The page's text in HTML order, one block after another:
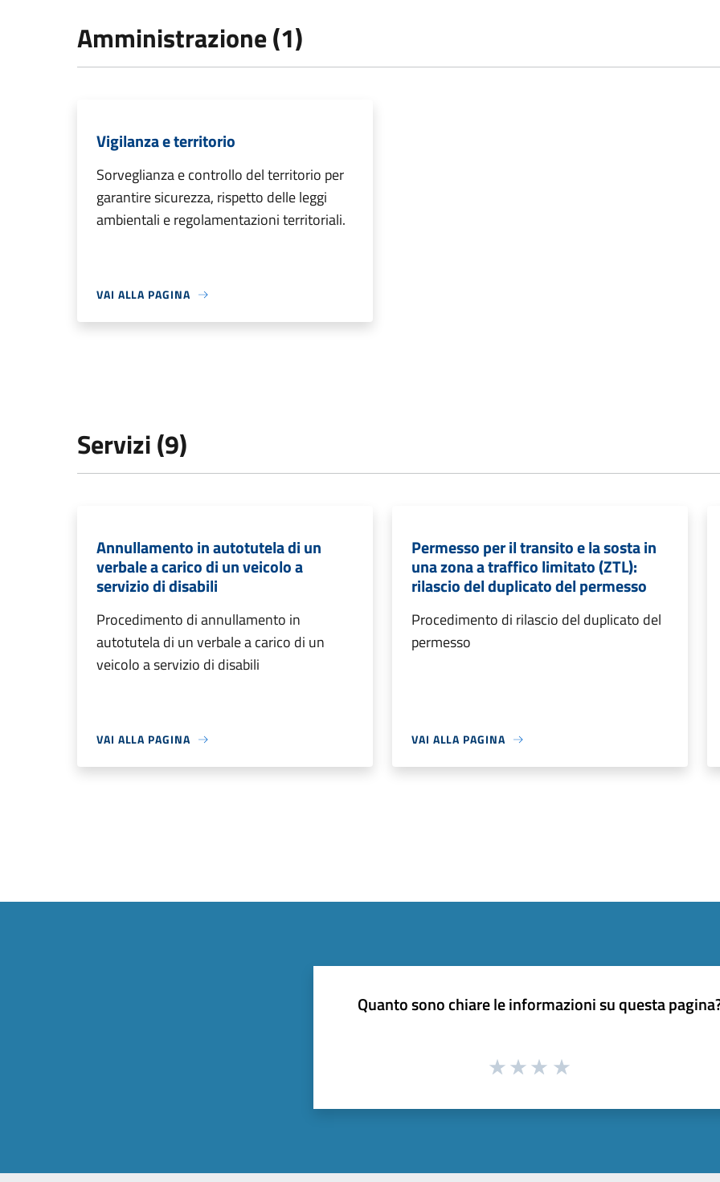
Amministrazione (1)
Vigilanza e territorio
Sorveglianza e controllo del territorio per
garantire sicurezza, rispetto delle leggi
ambientali e regolamentazioni territoriali.
VAI ALLA PAGINA
Servizi (9)
Annullamento in autotutela di un
verbale a carico di un veicolo a
servizio di disabili
Procedimento di annullamento in
autotutela di un verbale a carico di un
veicolo a servizio di disabili
VAI ALLA PAGINA
Permesso per il transito e la sosta in
una zona a traffico limitato (ZTL):
rilascio del duplicato del permesso
Procedimento di rilascio del duplicato del
permesso
VAI ALLA PAGINA
Quanto sono chiare le informazioni su questa